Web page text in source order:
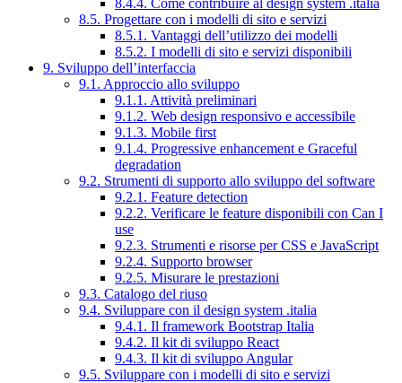
8.4.4. Come contribuire al design system .italia
8.5. Progettare con i modelli di sito e servizi
8.5.1. Vantaggi dell’utilizzo dei modelli
8.5.2. I modelli di sito e servizi disponibili
9. Sviluppo dell’interfaccia
9.1. Approccio allo sviluppo
9.1.1. Attività preliminari
9.1.2. Web design responsivo e accessibile
9.1.3. Mobile first
9.1.4. Progressive enhancement e Graceful
degradation
9.2. Strumenti di supporto allo sviluppo del software
9.2.1. Feature detection
9.2.2. Verificare le feature disponibili con Can I
use
9.2.3. Strumenti e risorse per CSS e JavaScript
9.2.4. Supporto browser
9.2.5. Misurare le prestazioni
9.3. Catalogo del riuso
9.4. Sviluppare con il design system .italia
9.4.1. Il framework Bootstrap Italia
9.4.2. Il kit di sviluppo React
9.4.3. Il kit di sviluppo Angular
9.5. Sviluppare con i modelli di sito e servizi